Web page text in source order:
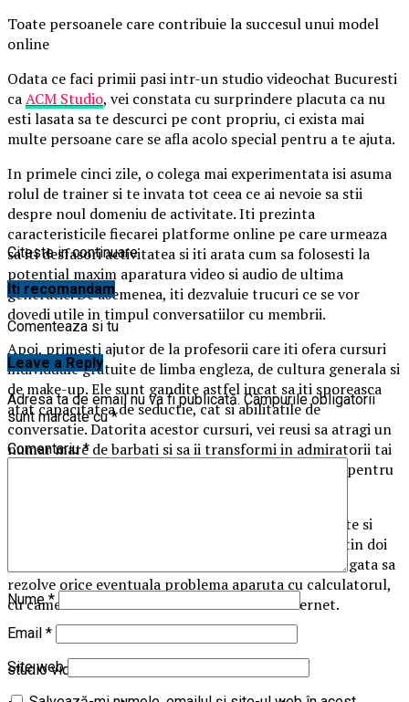
Toate persoanele care contribuie la succesul unui model
online
Odata ce faci primii pasi intr-un studio videochat Bucuresti
caACM Studio, vei constata cu surprindere placuta ca nu
esti lasata sa te descurci pe cont propriu, ci exista mai
multe persoane care se afla acolo special pentru a te ajuta.
In primele cinci zile, o colega mai experimentata isi asuma
rolul de trainer si te invata tot ceea ce ai nevoie sa stii
despre noul domeniu de activitate. Iti prezinta
caracteristicile fiecarei platforme online pe care urmeaza
sa iti desfasori activitatea si iti arata cum sa folosesti la
potential maxim aparatura video si audio de ultima
generatie. De asemenea, iti dezvaluie trucuri ce se vor
dovedi utile in timpul conversatiilor cu membrii.
Apoi, primesti ajutor de la profesorii care iti ofera cursuri
individuale gratuite de limba engleza, de cultura generala si
de make-up. Ele sunt gandite astfel incat sa iti sporeasca
atat capacitatea de seductie, cat si abilitatile de
conversatie. Datorita acestor cursuri, vei reusi sa atragi un
numar mare de barbati si sa ii transformi in admiratorii tai
permanenti, care platesc sume importante de bani pentru
Decisiv intr-un studio de videochat din Bucuresti este si
sprijinul acordat de echipa de suport tehnic. Cel putin doi
oameni sunt prezenti la datorie in fiecare moment, gata sa
rezolve orice eventuala problema aparuta cu calculatorul,
cu camera de filmat sau cu conexiunea la internet.
studio videochat bucuresti
Citeste in continuare
Iti recomandam
Comenteaza si tu
Leave a Reply
Adresa ta de email nu va fi publicată. Câmpurile obligatorii
sunt marcate cu*
Comentariu*
Nume*
Email *
Site web